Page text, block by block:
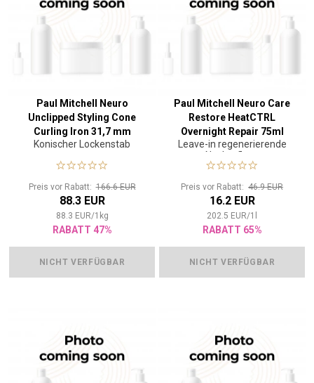
Paul Mitchell Neuro
Unclipped Styling Cone
Curling Iron 31,7 mm
Konischer Lockenstab
Preis vor Rabatt:166.6 EUR
88.3 EUR
88.3 EUR/1 kg
RABATT 47%
NICHT VERFÜGBAR
Paul Mitchell Neuro Care
Restore HeatCTRL
Overnight Repair 75ml
Leave-in regenerierende
Nachtpflege
Preis vor Rabatt: 46.9 EUR
16.2 EUR
202.5 EUR/1
RABATT 65%
NICHT VERFÜGBAR